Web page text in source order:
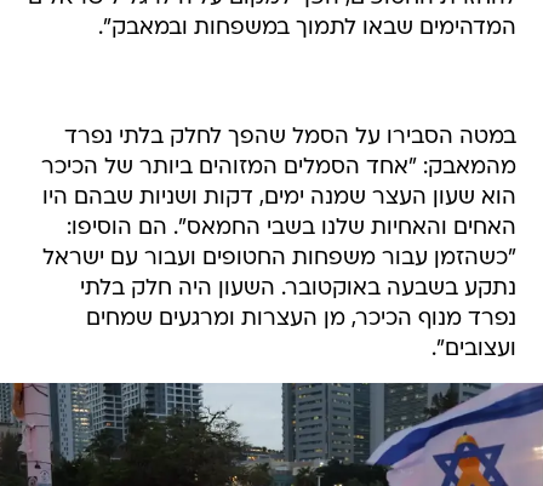
המדהימים שבאו לתמוך במשפחות ובמאבק".
במטה הסבירו על הסמל שהפך לחלק בלתי נפרד
מהמאבק: "אחד הסמלים המזוהים ביותר של הכיכר
הוא שעון העצר שמנה ימים, דקות ושניות שבהם היו
האחים והאחיות שלנו בשבי החמאס". הם הוסיפו:
"כשהזמן עבור משפחות החטופים ועבור עם ישראל
נתקע בשבעה באוקטובר. השעון היה חלק בלתי
נפרד מנוף הכיכר, מן העצרות ומרגעים שמחים
ועצובים".